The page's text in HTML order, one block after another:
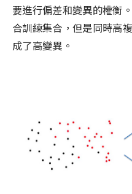
要進行偏差和變異的權衡
合訓練集合，但是同時高
成了高變異。